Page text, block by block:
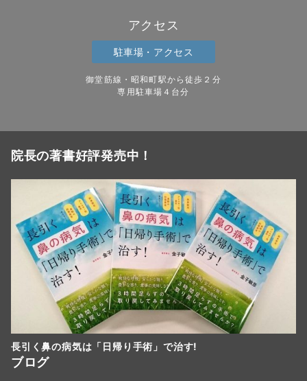
アクセス
駐車場・アクセス
御堂筋線・昭和町駅から徒歩２分
専用駐車場４台分
院長の著書好評発売中！
長引く鼻の病気は「日帰り手術」で治す!
ブログ